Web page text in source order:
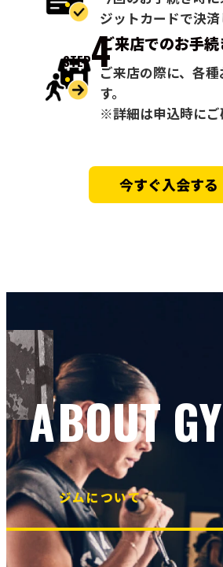
ジットカードで決済
STEP4ご来店でのお手続
ご来店の際に、各
す。
※詳細は申込時にご
今すぐ入会する
ABOUT
ジムについて